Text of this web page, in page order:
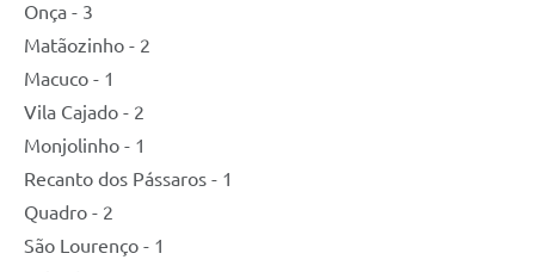
Onça - 3
Matãozinho - 2
Macuco - 1
Vila Cajado - 2
Monjolinho - 1
Recanto dos Pássaros - 1
Quadro - 2
São Lourenço - 1